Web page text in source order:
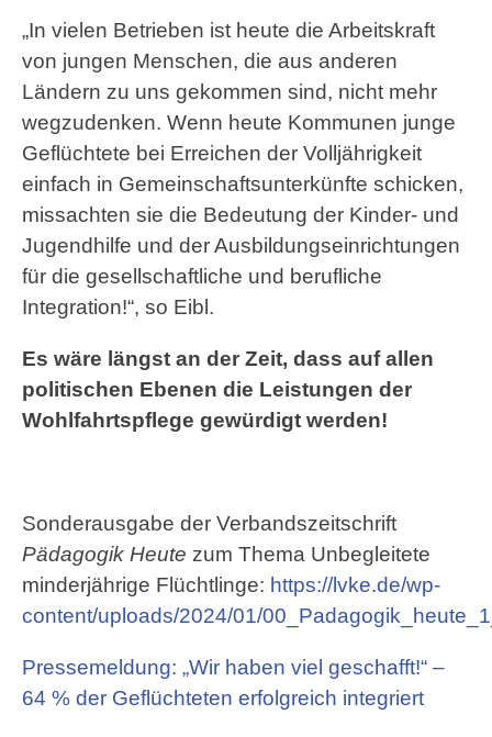
„In vielen Betrieben ist heute die Arbeitskraft
von jungen Menschen, die aus anderen
Ländern zu uns gekommen sind, nicht mehr
wegzudenken. Wenn heute Kommunen junge
Geflüchtete bei Erreichen der Volljährigkeit
einfach in Gemeinschaftsunterkünfte schicken,
missachten sie die Bedeutung der Kinder- und
Jugendhilfe und der Ausbildungseinrichtungen
für die gesellschaftliche und berufliche
Integration!“, so Eibl.
Es wäre längst an der Zeit, dass auf allen
politischen Ebenen die Leistungen der
Wohlfahrtspflege gewürdigt werden!
Sonderausgabe der Verbandszeitschrift
Pädagogik Heute zum Thema Unbegleitete
minderjährige Flüchtlinge: https://lvke.de/wp-
content/uploads/2024/01/
Pressemeldung: „Wir haben viel geschafft!“ –
64 % der Geflüchteten erfolgreich integriert